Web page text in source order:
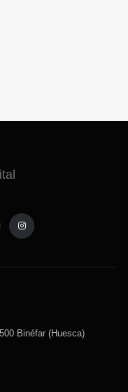
Binéfar (Huesca)